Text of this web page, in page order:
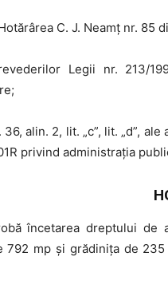
C. J. Neamț nr. 85
Legii nr. 213/
alin. 2, lit. „c”, lit. „d”,
privind administraţia
încetarea dreptului de
792 mp și grădinița de